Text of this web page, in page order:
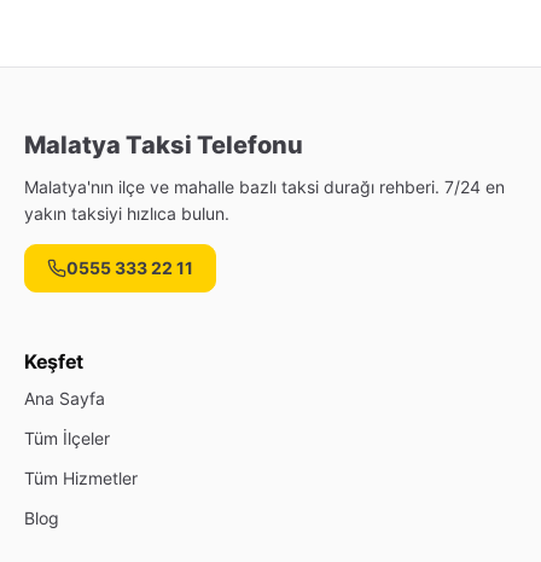
Malatya Taksi Telefonu
Malatya'nın ilçe ve mahalle bazlı taksi durağı rehberi. 7/24 en
yakın taksiyi hızlıca bulun.
0555 333 22 11
Keşfet
Ana Sayfa
Tüm İlçeler
Tüm Hizmetler
Blog